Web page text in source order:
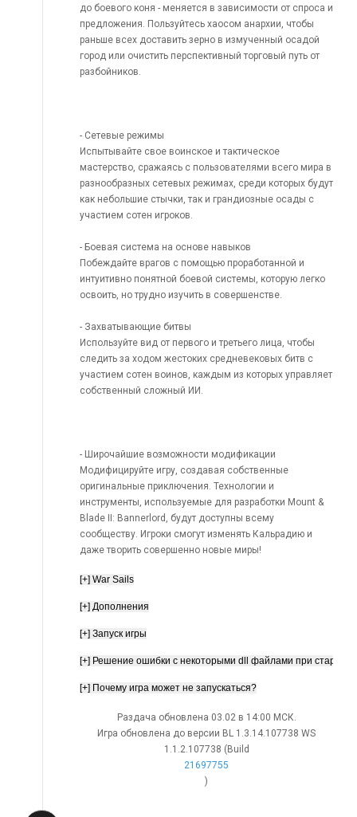
до боевого коня - меняется в зависимости от спроса и
предложения. Пользуйтесь хаосом анархии, чтобы
раньше всех доставить зерно в измученный осадой
город или очистить перспективный торговый путь от
разбойников.
- Сетевые режимы
Испытывайте свое воинское и тактическое
мастерство, сражаясь с пользователями всего мира в
разнообразных сетевых режимах, среди которых будут
как небольшие стычки, так и грандиозные осады с
участием сотен игроков.
- Боевая система на основе навыков
Побеждайте врагов с помощью проработанной и
интуитивно понятной боевой системы, которую легко
освоить, но трудно изучить в совершенстве.
- Захватывающие битвы
Используйте вид от первого и третьего лица, чтобы
следить за ходом жестоких средневековых битв с
участием сотен воинов, каждым из которых управляет
собственный сложный ИИ.
- Широчайшие возможности модификации
Модифицируйте игру, создавая собственные
оригинальные приключения. Технологии и
инструменты, используемые для разработки Mount &
Blade II: Bannerlord, будут доступны всему
сообществу. Игроки смогут изменять Кальрадию и
даже творить совершенно новые миры!
Раздача обновлена 03.02 в 14:00 МСК.
Игра обновлена до версии BL 1.3.14.107738 WS
1.1.2.107738 (Build
21697755
)